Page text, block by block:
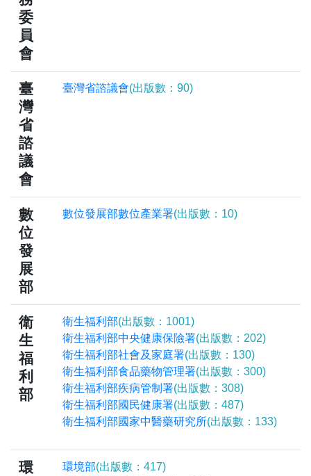
委
員
會
臺
灣
省
諮
議
會
臺灣省諮議會(出版數：90)
數
位
發
展
部
數位發展部數位產業署(出版數：10)
衛
生
福
利
部
衛生福利部(出版數：1001)
衛生福利部中央健康保險署(出版數：202)
衛生福利部社會及家庭署(出版數：130)
衛生福利部食品藥物管理署(出版數：300)
衛生福利部疾病管制署(出版數：308)
衛生福利部國民健康署(出版數：487)
衛生福利部國家中醫藥研究所(出版數：133)
環
環境部(出版數：417)